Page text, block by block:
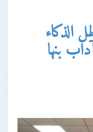
الذكاء
بنها